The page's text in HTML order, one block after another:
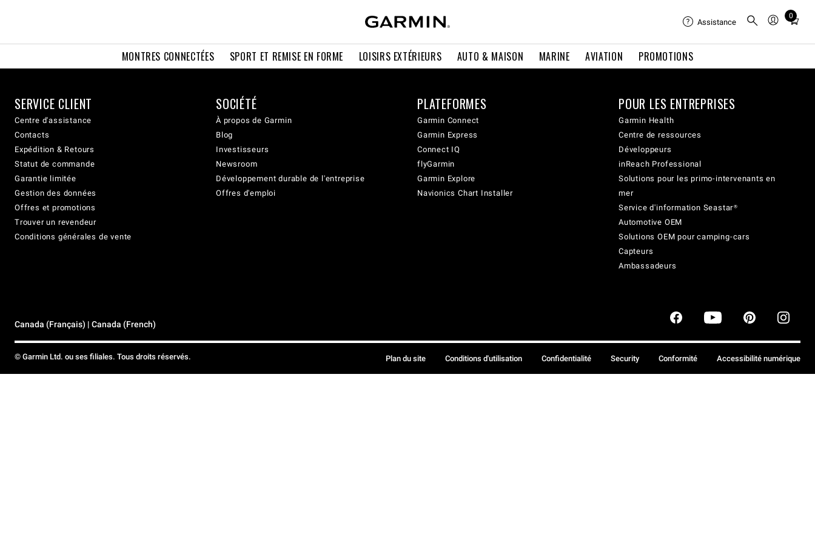
MONTRES CONNECTÉES SPORT ET REMISE EN FORME LOISIRS EXTÉRIEURS AUTO & MAISON MARINE AVIATION PROMOTIONS
Assistance
0
Total
cart:
SERVICE CLIENT
Centre d'assistance
Contacts
Expédition & Retours
Statut de commande
Garantie limitée
Gestion des données
Offres et promotions
Trouver un revendeur
Conditions générales de vente
SOCIÉTÉ
À propos de Garmin
Blog
Investisseurs
Newsroom
Développement durable de l'entreprise
Offres d'emploi
PLATEFORMES
Garmin Connect
Garmin Express
Connect IQ
flyGarmin
Garmin Explore
Navionics Chart Installer
POUR LES ENTREPRISES
Garmin Health
Centre de ressources
Développeurs
inReach Professional
Solutions pour les primo-intervenants en
mer
Service d'information Seastar®
Automotive OEM
Solutions OEM pour camping-cars
Capteurs
Ambassadeurs
Canada (Français) | Canada (French)
© Garmin Ltd. ou ses filiales. Tous droits réservés. Plan du site Conditions d'utilisation Confidentialité Security Conformité Accessibilité numérique